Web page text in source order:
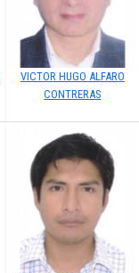
VICTOR HUGO ALFARO
CONTRERAS